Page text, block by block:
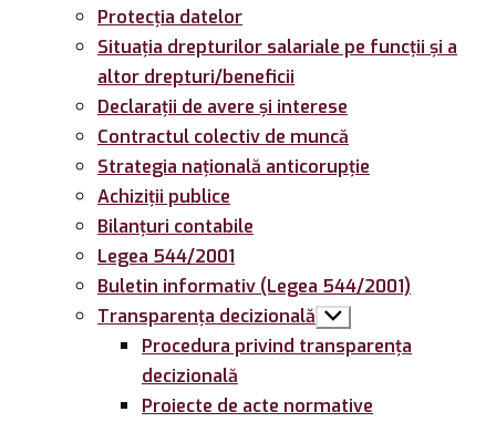
Protecția datelor
Situația drepturilor salariale pe funcții și a
altor drepturi/beneficii
Declarații de avere și interese
Contractul colectiv de muncă
Strategia națională anticorupție
Achiziții publice
Bilanțuri contabile
Legea 544/2001
Buletin informativ (Legea 544/2001)
Transparența decizională Arată
submeniul
Procedura privind transparența
decizională
Proiecte de acte normative